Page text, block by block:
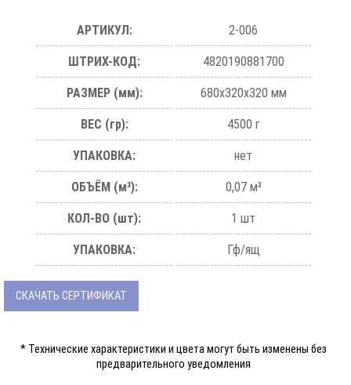
АРТИКУЛ: 2-006
ШТРИХ-КОД: 4820190881700
РАЗМЕР (мм): 680х320х320 мм
ВЕС (гр): 4500 г
УПАКОВКА: нет
ОБЪЁМ (м³): 0,07 м³
КОЛ-ВО (шт): 1 шт
УПАКОВКА: Гф/ящ
СКАЧАТЬ СЕРТИФИКАТ
* Технические характеристики и цвета могут быть изменены без
предварительного уведомления